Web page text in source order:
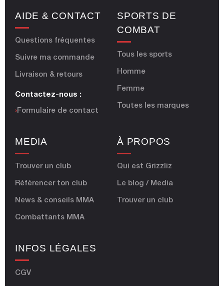
AIDE & CONTACT
Questions fréquentes
Suivre ma commande
Livraison & retours
Contactez-nous :
›Formulaire de contact
SPORTS DE
COMBAT
Tous les sports
Homme
Femme
Toutes les marques
MEDIA
Trouver un club
Référencer ton club
News & conseils MMA
Combattants MMA
À PROPOS
Qui est Grizzliz
Le blog / Media
Trouver un club
INFOS LÉGALES
CGV